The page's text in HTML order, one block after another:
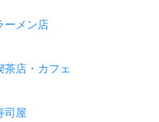
ーメン店
店・カフェ
司屋